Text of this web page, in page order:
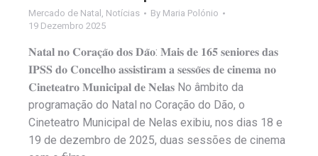
Mercado de Natal , Notícias By Maria Polónio
19 Dezembro 2025
𝐍𝐚𝐭𝐚𝐥 𝐧𝐨 𝐂𝐨𝐫𝐚𝐜̧𝐚̃𝐨 𝐝𝐨𝐬 𝐃𝐚̃𝐨: 𝐌𝐚𝐢𝐬 𝐝𝐞 𝟏𝟔𝟓 𝐬𝐞𝐧𝐢𝐨𝐫𝐞𝐬 𝐝𝐚𝐬
𝐈𝐏𝐒𝐒 𝐝𝐨 𝐂𝐨𝐧𝐜𝐞𝐥𝐡𝐨 𝐚𝐬𝐬𝐢𝐬𝐭𝐢𝐫𝐚𝐦 𝐚 𝐬𝐞𝐬𝐬𝐨̃𝐞𝐬 𝐝𝐞 𝐜𝐢𝐧𝐞𝐦𝐚 𝐧𝐨
𝐂𝐢𝐧𝐞𝐭𝐞𝐚𝐭𝐫𝐨 𝐌𝐮𝐧𝐢𝐜𝐢𝐩𝐚𝐥 𝐝𝐞 𝐍𝐞𝐥𝐚𝐬 No âmbito da
programação do Natal no Coração do Dão, o
Cineteatro Municipal de Nelas exibiu, nos dias 18 e
19 de dezembro de 2025, duas sessões de cinema